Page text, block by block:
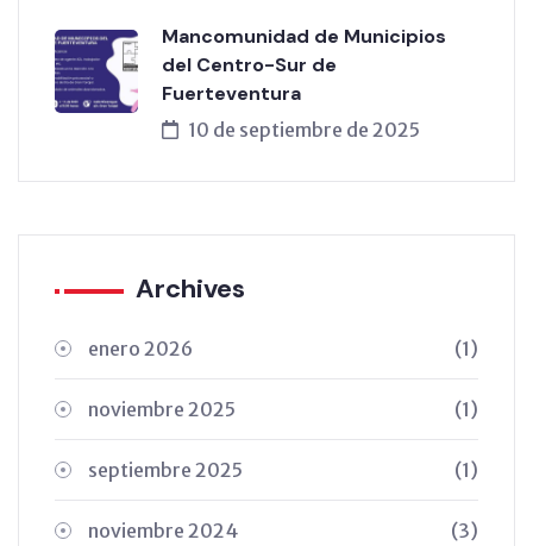
Mancomunidad de Municipios
del Centro-Sur de
Fuerteventura
10 de septiembre de 2025
Archives
enero 2026 (1)
noviembre 2025 (1)
septiembre 2025 (1)
noviembre 2024 (3)